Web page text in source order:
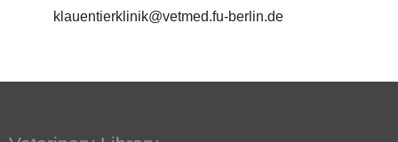
klauentierklinik@vetmed.fu-berlin.de